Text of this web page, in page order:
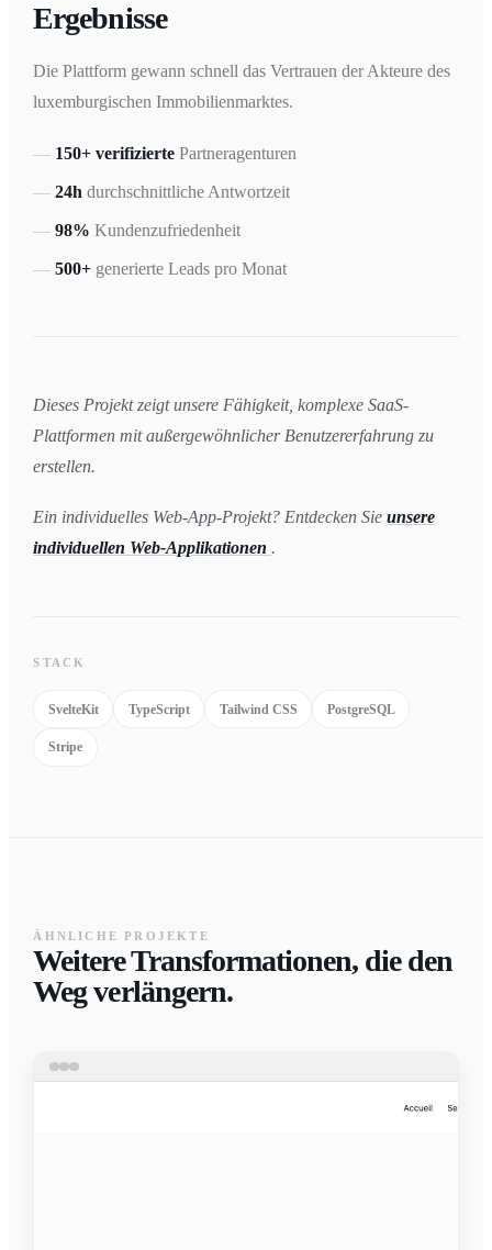
Ergebnisse
Die Plattform gewann schnell das Vertrauen der Akteure des
luxemburgischen Immobilienmarktes.
150+ verifizierte Partneragenturen
24h durchschnittliche Antwortzeit
98% Kundenzufriedenheit
500+ generierte Leads pro Monat
Dieses Projekt zeigt unsere Fähigkeit, komplexe SaaS-
Plattformen mit außergewöhnlicher Benutzererfahrung zu
erstellen.
Ein individuelles Web-App-Projekt? Entdecken Sieunsere
individuellen Web-Applikationen.
STACK
SvelteKit TypeScript Tailwind CSS PostgreSQL
Stripe
ÄHNLICHE PROJEKTE
Weitere Transformationen, die den
Weg verlängern.